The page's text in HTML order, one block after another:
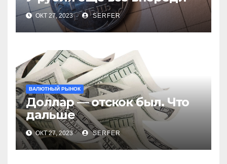
ОКТ 27, 2023 SERFER
ВАЛЮТНЫЙ РЫНОК
Доллар — отскок был. Что
дальше
ОКТ 27, 2023 SERFER